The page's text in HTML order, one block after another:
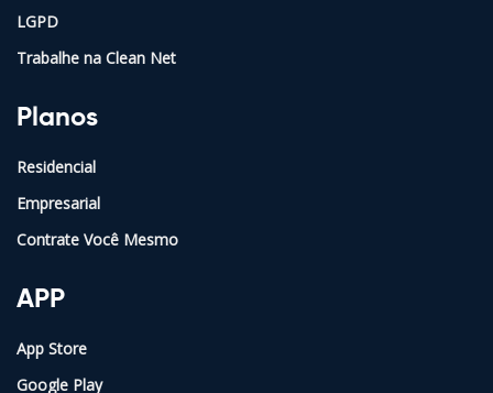
LGPD
Trabalhe na Clean Net
Planos
Residencial
Empresarial
Contrate Você Mesmo
APP
App Store
Google Play